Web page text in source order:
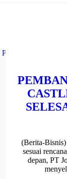
(Berita-Bisnis)
sesuai
depan, PT